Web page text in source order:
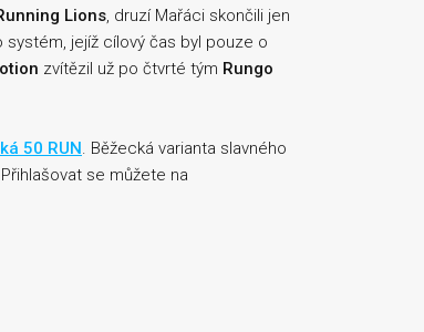
Lions, druzí Mařáci skončili jen
jejíž cílový čas byl pouze o
zvítězil už po čtvrté tým Rungo
50 RUN. Běžecká varianta slavného
se můžete na